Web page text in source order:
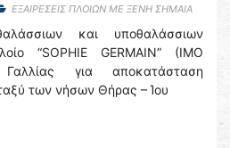
ΕΞΑΙΡΕΣΕΙΣ ΠΛΟΙΩΝ ΜΕ ΞΕΝΗ ΣΗΜΑΙΑ
και υποθαλάσσιων
“SOPHIE GERMAIN” (IMO
για αποκατάσταση
των νήσων Θήρας – Ίου